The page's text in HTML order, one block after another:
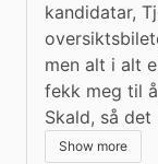
kandidatar,
men alt i alt
fekk meg til
Skald, så
Show more